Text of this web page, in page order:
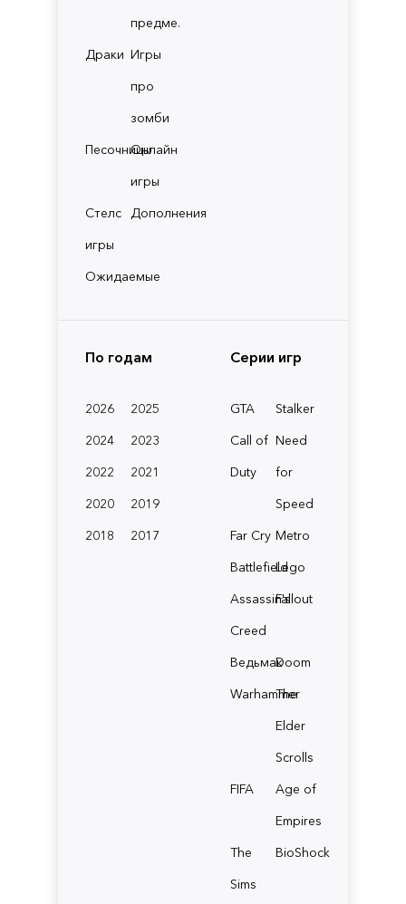
предме.
Драки Игры
про
зомби
ПесочницыОнлайн
игры
Стелс
игры
Дополнения
Ожидаемые
По годам
2026
2025
2024
2023
2022
2021
2020
2019
2018
2017
Серии игр
GTA
Stalker
Call of
Duty
Need
for
Speed
Far Cry Metro
BattlefieldLego
Assassin's
Creed
Fallout
ВедьмакDoom
Warhammer
The
Elder
Scrolls
FIFA
Age of
Empires
The
Sims
BioShock